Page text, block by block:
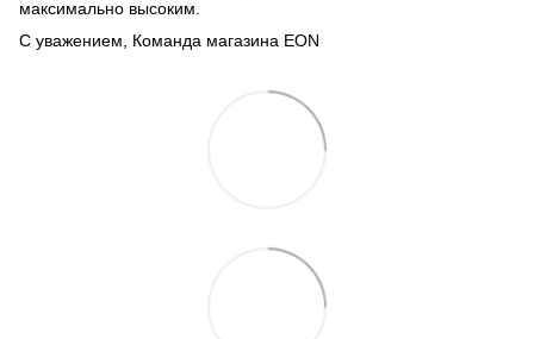
максимально высоким.
С уважением, Команда магазина EON